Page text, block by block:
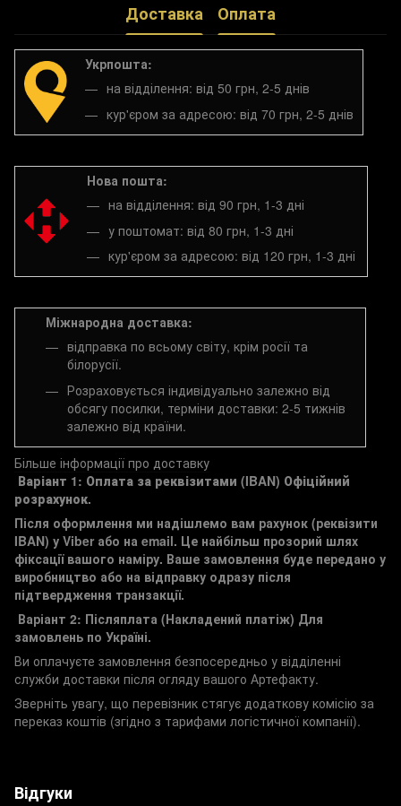
Доставка Оплата
Укрпошта:
на відділення: від 50 грн, 2-5 днів
кур'єром за адресою: від 70 грн, 2-5 днів
Нова пошта:
на відділення: від 90 грн, 1-3 дні
у поштомат: від 80 грн, 1-3 дні
кур'єром за адресою: від 120 грн, 1-3 дні
Міжнародна доставка:
відправка по всьому світу, крім росії та
білорусії.
Розраховується індивідуально залежно від
обсягу посилки, терміни доставки: 2-5 тижнів
залежно від країни.
Більше інформації про доставку
Варіант 1: Оплата за реквізитами (IBAN) Офіційний
розрахунок.
Після оформлення ми надішлемо вам рахунок (реквізити
IBAN) у Viber або на email. Це найбільш прозорий шлях
фіксації вашого наміру. Ваше замовлення буде передано у
виробництво або на відправку одразу після
підтвердження транзакції.
Варіант 2: Післяплата (Накладений платіж) Для
замовлень по Україні.
Ви оплачуєте замовлення безпосередньо у відділенні
служби доставки після огляду вашого Артефакту.
Зверніть увагу, що перевізник стягує додаткову комісію за
переказ коштів (згідно з тарифами логістичної компанії).
Відгуки